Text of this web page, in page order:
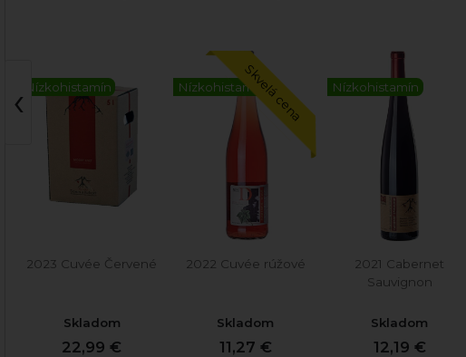
Nízkohistamín
2023 Cuvée Červené
Skladom
22,99 €
NízkohistamínSkvelá cena
2022 Cuvée rúžové
Skladom
11,27 €
Nízkohistamín
2021 Cabernet
Sauvignon
Skladom
12,19 €
‹